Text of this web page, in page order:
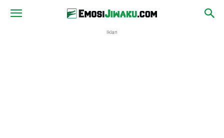
Iklan